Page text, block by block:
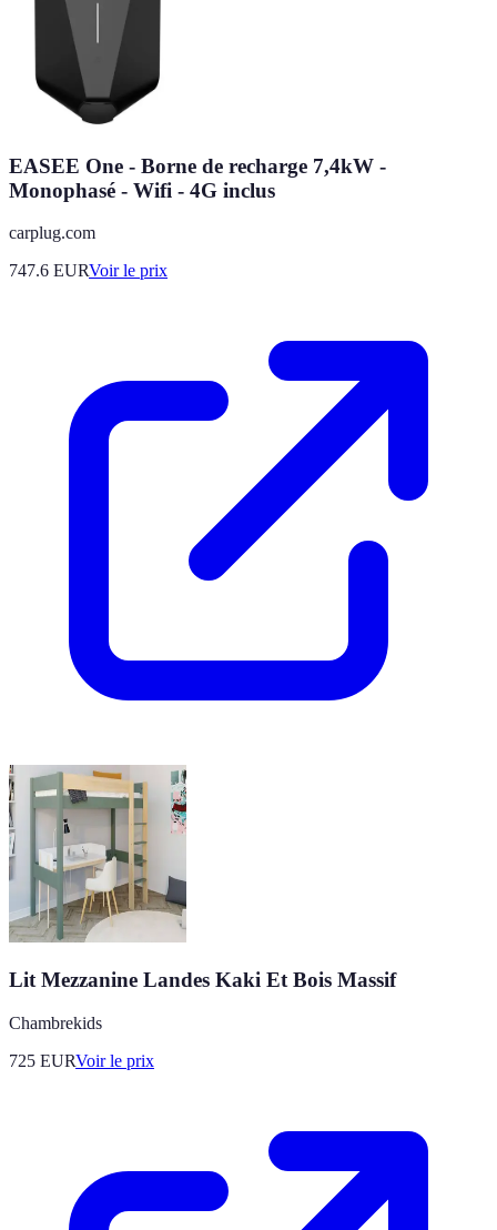
EASEE One - Borne de recharge 7,4kW -
Monophasé - Wifi - 4G inclus
carplug.com
747.6 EURVoir le prix
Lit Mezzanine Landes Kaki Et Bois Massif
Chambrekids
725 EURVoir le prix